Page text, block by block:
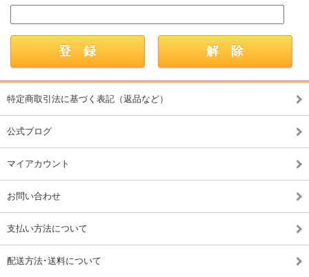
特定商取引法に基づく表記（返品など）
公式ブログ
マイアカウント
お問い合わせ
支払い方法について
配送方法･送料について